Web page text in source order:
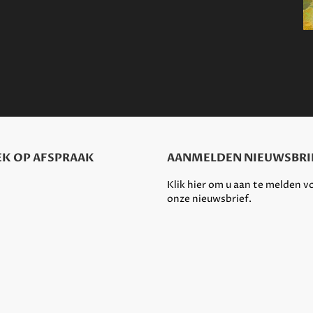
OP AFSPRAAK AANMELDEN
Klik hier om u aan te melden
onze nieuwsbrief.